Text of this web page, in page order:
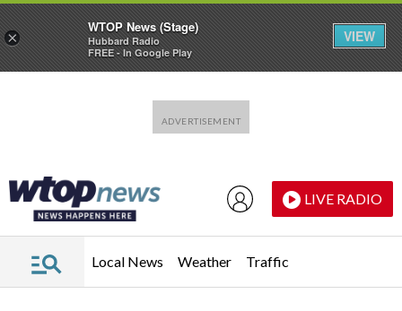
LIVE RADIO
Local News Weather Traffic
×
WTOP News (Stage)
Hubbard Radio
FREE - In Google Play
VIEW